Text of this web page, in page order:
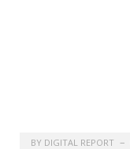
BY DIGITAL REPORT